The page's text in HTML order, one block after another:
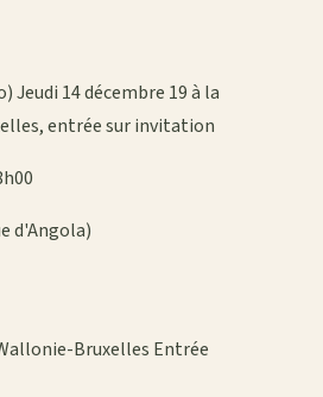
Jeudi 14 décembre 19 à la
entrée sur invitation
d'Angola)
Bruxelles Entrée